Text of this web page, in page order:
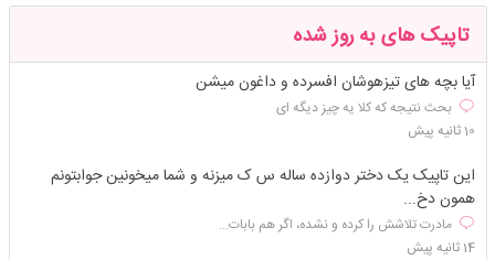
تاپیک های به روز شده
آیا بچه های تیزهوشان افسرده و داغون میشن
بحث نتیجه که کلا یه چیز دیگه ای
10 ثانیه پیش
این تاپیک یک دختر دوازده ساله س ک میزنه و شما میخونین جوابتونم
همون دخ...
مادرت تلاشش را کرده و نشده، اگر هم بابات...
14 ثانیه پیش